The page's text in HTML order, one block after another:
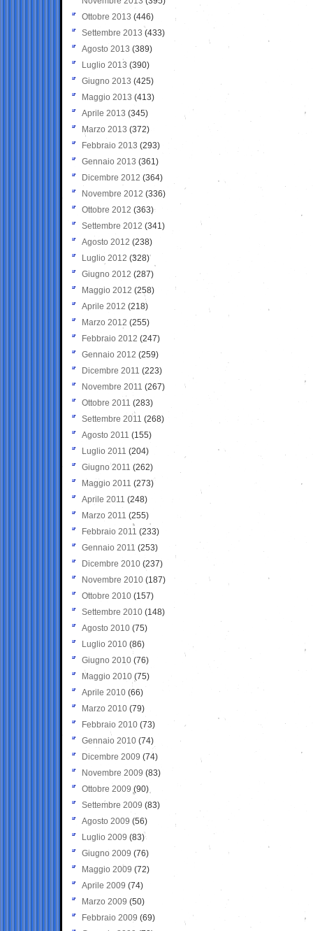
Ottobre 2013 (446)
Settembre 2013 (433)
Agosto 2013 (389)
Luglio 2013 (390)
Giugno 2013 (425)
Maggio 2013 (413)
Aprile 2013 (345)
Marzo 2013 (372)
Febbraio 2013 (293)
Gennaio 2013 (361)
Dicembre 2012 (364)
Novembre 2012 (336)
Ottobre 2012 (363)
Settembre 2012 (341)
Agosto 2012 (238)
Luglio 2012 (328)
Giugno 2012 (287)
Maggio 2012 (258)
Aprile 2012 (218)
Marzo 2012 (255)
Febbraio 2012 (247)
Gennaio 2012 (259)
Dicembre 2011 (223)
Novembre 2011 (267)
Ottobre 2011 (283)
Settembre 2011 (268)
Agosto 2011 (155)
Luglio 2011 (204)
Giugno 2011 (262)
Maggio 2011 (273)
Aprile 2011 (248)
Marzo 2011 (255)
Febbraio 2011 (233)
Gennaio 2011 (253)
Dicembre 2010 (237)
Novembre 2010 (187)
Ottobre 2010 (157)
Settembre 2010 (148)
Agosto 2010 (75)
Luglio 2010 (86)
Giugno 2010 (76)
Maggio 2010 (75)
Aprile 2010 (66)
Marzo 2010 (79)
Febbraio 2010 (73)
Gennaio 2010 (74)
Dicembre 2009 (74)
Novembre 2009 (83)
Ottobre 2009 (90)
Settembre 2009 (83)
Agosto 2009 (56)
Luglio 2009 (83)
Giugno 2009 (76)
Maggio 2009 (72)
Aprile 2009 (74)
Marzo 2009 (50)
Febbraio 2009 (69)